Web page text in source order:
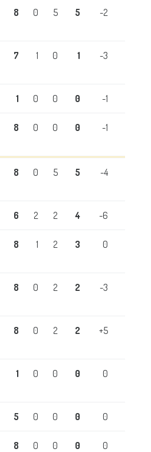
8 0 5 5 -2
7 1 0 1 -3
1 0 0 0 -1
8 0 0 0 -1
8 0 5 5 -4
6 2 2 4 -6
8 1 2 3 0
8 0 2 2 -3
8 0 2 2 +5
1 0 0 0 0
5 0 0 0 0
8 0 0 0 0